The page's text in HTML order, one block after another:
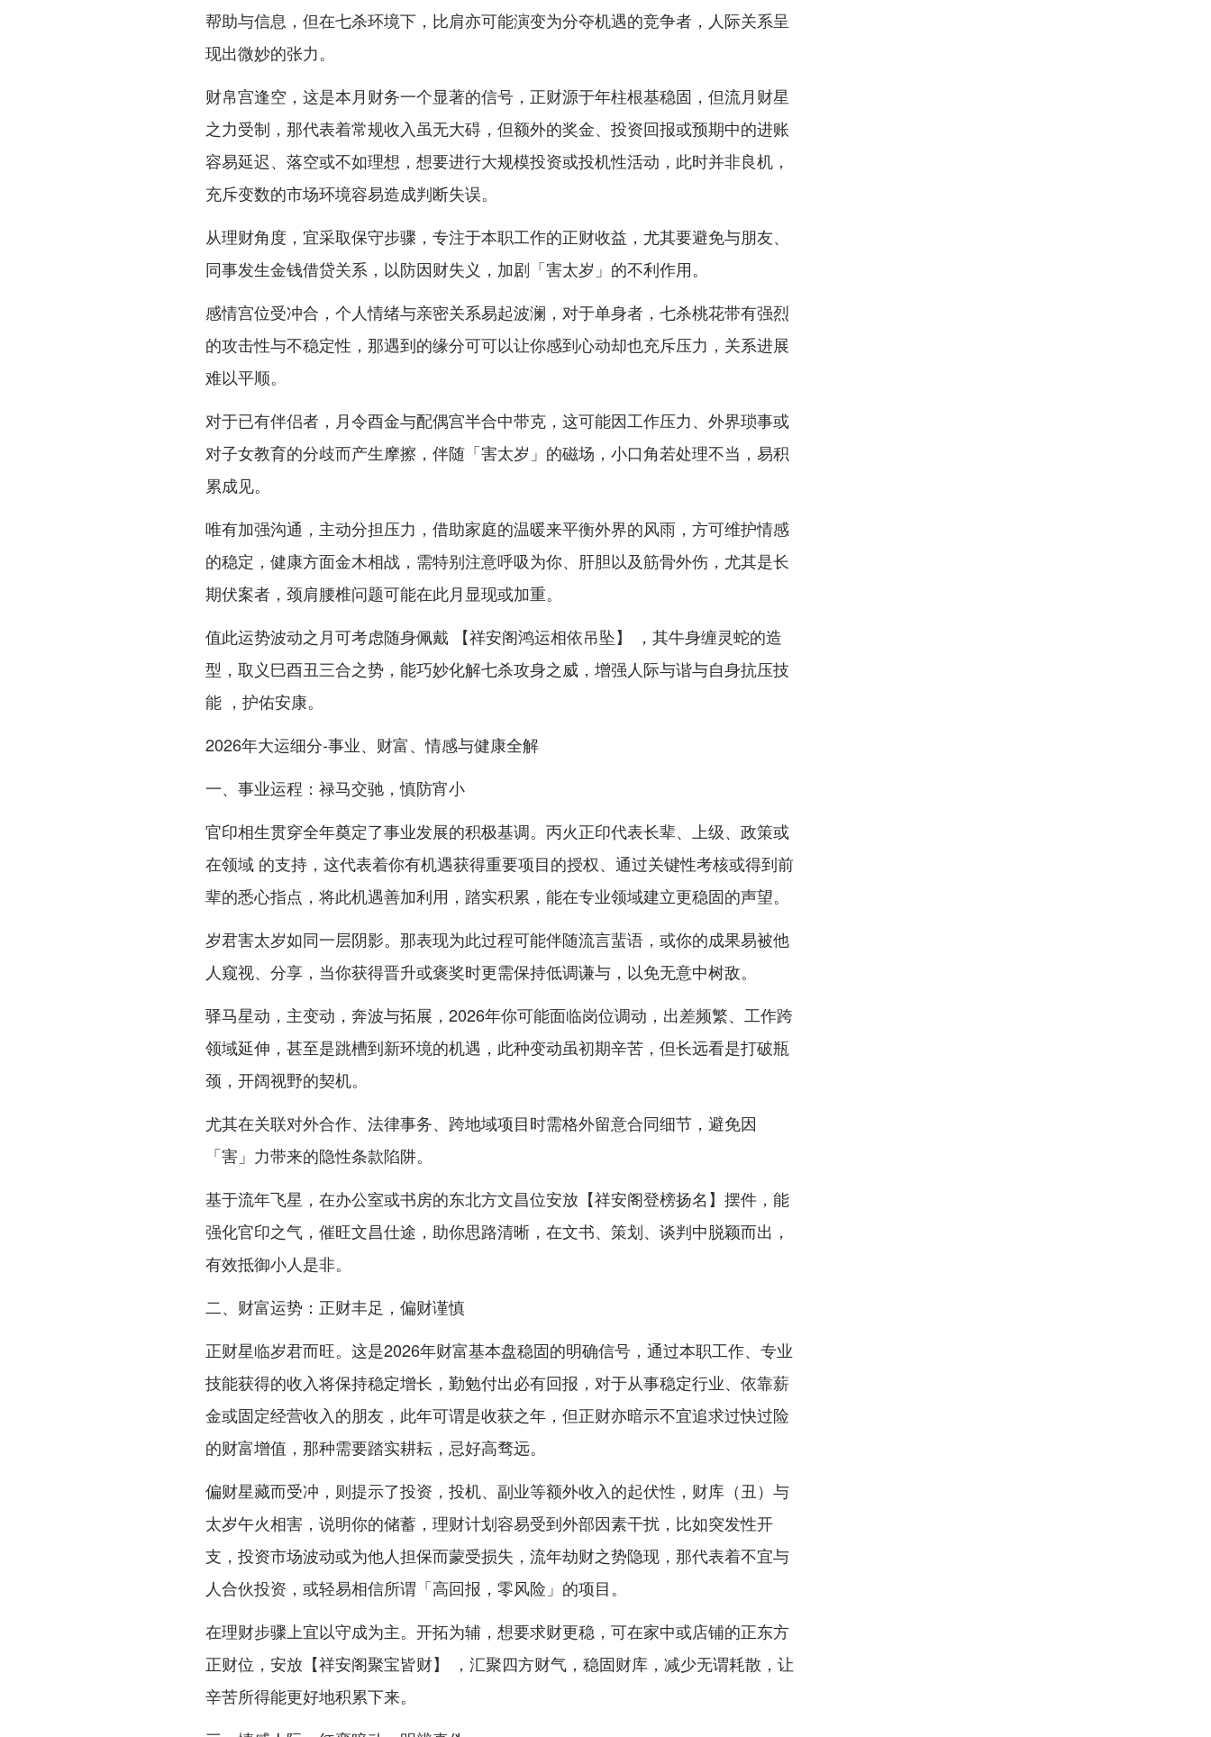
帮助与信息，但在七杀环境下，比肩亦可能演变为分夺机遇的竞争者，人际关系呈
现出微妙的张力。
财帛宫逢空，这是本月财务一个显著的信号，正财源于年柱根基稳固，但流月财星
之力受制，那代表着常规收入虽无大碍，但额外的奖金、投资回报或预期中的进账
容易延迟、落空或不如理想，想要进行大规模投资或投机性活动，此时并非良机，
充斥变数的市场环境容易造成判断失误。
从理财角度，宜采取保守步骤，专注于本职工作的正财收益，尤其要避免与朋友、
同事发生金钱借贷关系，以防因财失义，加剧「害太岁」的不利作用。
感情宫位受冲合，个人情绪与亲密关系易起波澜，对于单身者，七杀桃花带有强烈
的攻击性与不稳定性，那遇到的缘分可可以让你感到心动却也充斥压力，关系进展
难以平顺。
对于已有伴侣者，月令酉金与配偶宫半合中带克，这可能因工作压力、外界琐事或
对子女教育的分歧而产生摩擦，伴随「害太岁」的磁场，小口角若处理不当，易积
累成见。
唯有加强沟通，主动分担压力，借助家庭的温暖来平衡外界的风雨，方可维护情感
的稳定，健康方面金木相战，需特别注意呼吸为你、肝胆以及筋骨外伤，尤其是长
期伏案者，颈肩腰椎问题可能在此月显现或加重。
值此运势波动之月可考虑随身佩戴 【祥安阁鸿运相依吊坠】 ，其牛身缠灵蛇的造
型，取义巳酉丑三合之势，能巧妙化解七杀攻身之威，增强人际与谐与自身抗压技
能 ，护佑安康。
2026年大运细分-事业、财富、情感与健康全解
一、事业运程：禄马交驰，慎防宵小
官印相生贯穿全年奠定了事业发展的积极基调。丙火正印代表长辈、上级、政策或
在领域 的支持，这代表着你有机遇获得重要项目的授权、通过关键性考核或得到前
辈的悉心指点，将此机遇善加利用，踏实积累，能在专业领域建立更稳固的声望。
岁君害太岁如同一层阴影。那表现为此过程可能伴随流言蜚语，或你的成果易被他
人窥视、分享，当你获得晋升或褒奖时更需保持低调谦与，以免无意中树敌。
驿马星动，主变动，奔波与拓展，2026年你可能面临岗位调动，出差频繁、工作跨
领域延伸，甚至是跳槽到新环境的机遇，此种变动虽初期辛苦，但长远看是打破瓶
颈，开阔视野的契机。
尤其在关联对外合作、法律事务、跨地域项目时需格外留意合同细节，避免因
「害」力带来的隐性条款陷阱。
基于流年飞星，在办公室或书房的东北方文昌位安放【祥安阁登榜扬名】摆件，能
强化官印之气，催旺文昌仕途，助你思路清晰，在文书、策划、谈判中脱颖而出，
有效抵御小人是非。
二、财富运势：正财丰足，偏财谨慎
正财星临岁君而旺。这是2026年财富基本盘稳固的明确信号，通过本职工作、专业
技能获得的收入将保持稳定增长，勤勉付出必有回报，对于从事稳定行业、依靠薪
金或固定经营收入的朋友，此年可谓是收获之年，但正财亦暗示不宜追求过快过险
的财富增值，那种需要踏实耕耘，忌好高骛远。
偏财星藏而受冲，则提示了投资，投机、副业等额外收入的起伏性，财库（丑）与
太岁午火相害，说明你的储蓄，理财计划容易受到外部因素干扰，比如突发性开
支，投资市场波动或为他人担保而蒙受损失，流年劫财之势隐现，那代表着不宜与
人合伙投资，或轻易相信所谓「高回报，零风险」的项目。
在理财步骤上宜以守成为主。开拓为辅，想要求财更稳，可在家中或店铺的正东方
正财位，安放【祥安阁聚宝皆财】 ，汇聚四方财气，稳固财库，减少无谓耗散，让
辛苦所得能更好地积累下来。